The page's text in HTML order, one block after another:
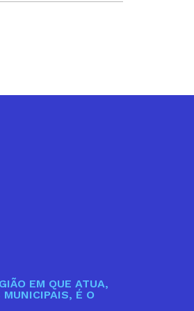
EM QUE ATUA,
MUNICIPAIS, É O